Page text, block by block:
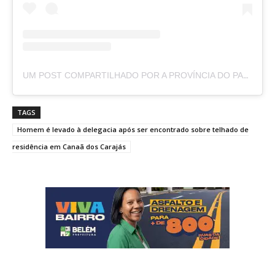
UM POST COMPARTILHADO POR A PROVÍNCIA DO PARÁ (@APROVINCIADOPARA)
TAGS
Homem é levado à delegacia após ser encontrado sobre telhado de
residência em Canaã dos Carajás